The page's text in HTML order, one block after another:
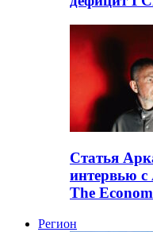
Статья
интервью
The
Регион